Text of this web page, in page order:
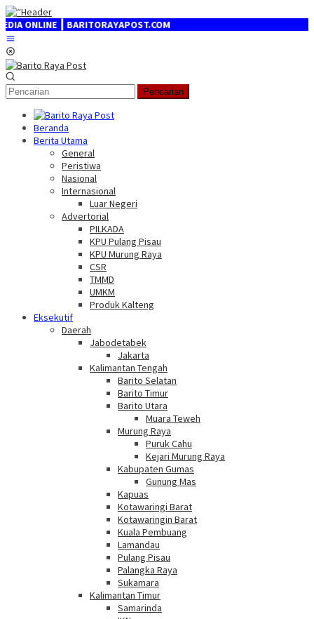
Loncat
ke
konten
┃ BARITORAYAPOST.COM
Pencarian
Beranda
Berita Utama
General
Peristiwa
Nasional
Internasional
Luar Negeri
Advertorial
PILKADA
KPU Pulang Pisau
KPU Murung Raya
CSR
TMMD
UMKM
Produk Kalteng
Eksekutif
Daerah
Jabodetabek
Jakarta
Kalimantan Tengah
Barito Selatan
Barito Timur
Barito Utara
Muara Teweh
Murung Raya
Puruk Cahu
Kejari Murung Raya
Kabupaten Gumas
Gunung Mas
Kapuas
Kotawaringi Barat
Kotawaringin Barat
Kuala Pembuang
Lamandau
Pulang Pisau
Palangka Raya
Sukamara
Kalimantan Timur
Samarinda